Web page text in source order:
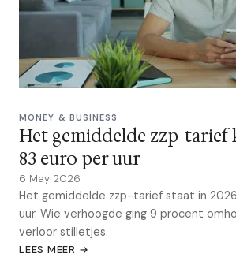
MONEY & BUSINESS
Het gemiddelde zzp-tarief
83 euro per uur
6 May 2026
Het gemiddelde zzp-tarief staat in
uur. Wie verhoogde ging 9 procent
verloor stilletjes.
LEES MEER →